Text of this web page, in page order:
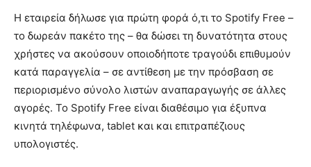
Η εταιρεία δήλωσε για πρώτη φορά ό,τι το Spotify Free –
το δωρεάν πακέτο της – θα δώσει τη δυνατότητα στους
χρήστες να ακούσουν οποιοδήποτε τραγούδι επιθυμούν
κατά παραγγελία – σε αντίθεση με την πρόσβαση σε
περιορισμένο σύνολο λιστών αναπαραγωγής σε άλλες
αγορές. Το Spotify Free είναι διαθέσιμο για έξυπνα
κινητά τηλέφωνα, tablet και και επιτραπέζιους
υπολογιστές.